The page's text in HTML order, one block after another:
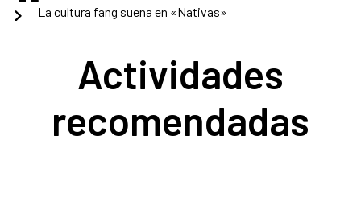
La cultura fang suena en «Nativas»
Actividades
recomendadas